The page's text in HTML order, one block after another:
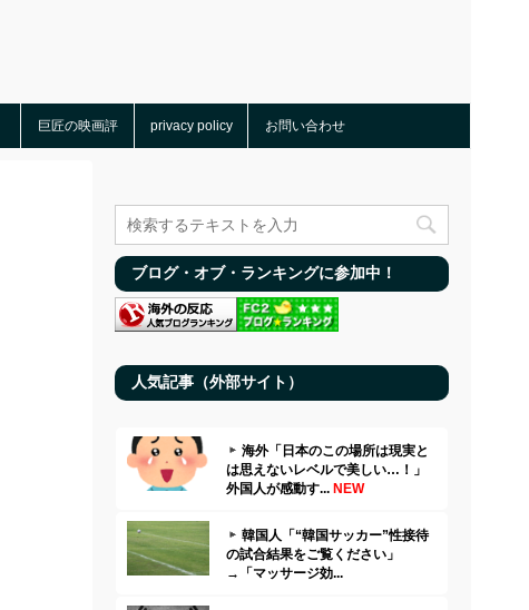
巨匠の映画評 privacy policy お問い合わせ
ブログ・オブ・ランキングに参加中！
人気記事（外部サイト）
海外「日本のこの場所は現実と
は思えないレベルで美しい…！」
外国人が感動す... NEW
韓国人「“韓国サッカー”性接待
の試合結果をご覧ください」
→「マッサージ効...